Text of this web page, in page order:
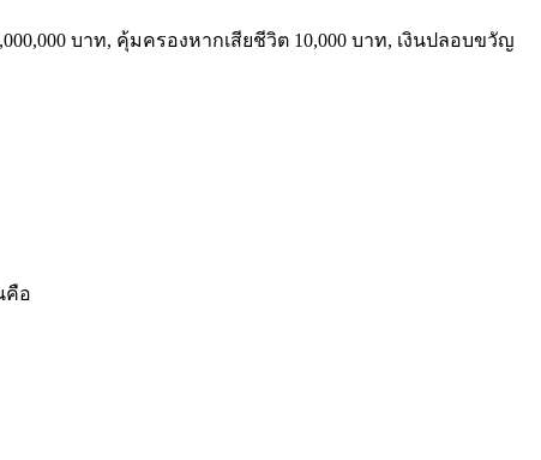
บาท, คุ้มครองหากเสียชีวิต 10,000 บาท, เงินปลอบขวัญ
คือ